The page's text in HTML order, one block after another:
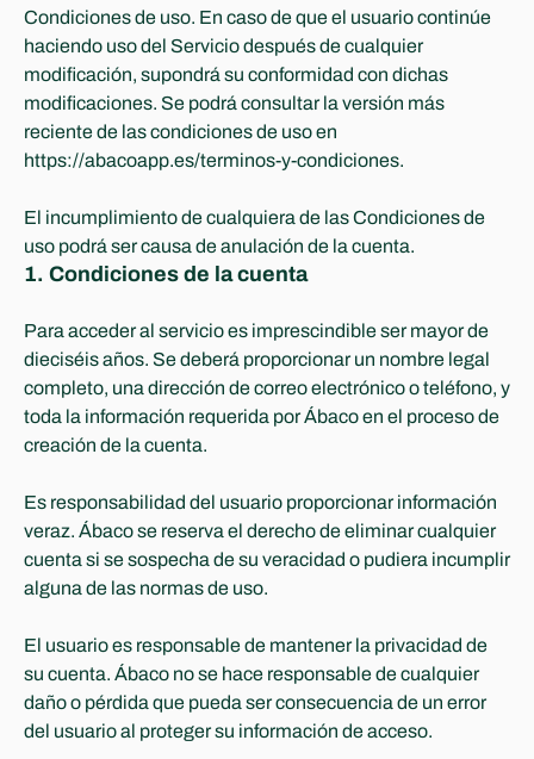
Condiciones de uso. En caso de que el usuario continúe
haciendo uso del Servicio después de cualquier
modificación, supondrá su conformidad con dichas
modificaciones. Se podrá consultar la versión más
reciente de las condiciones de uso en
https://abacoapp.es/terminos-y-condiciones.
El incumplimiento de cualquiera de las Condiciones de
uso podrá ser causa de anulación de la cuenta.
1. Condiciones de la cuenta
Para acceder al servicio es imprescindible ser mayor de
dieciséis años. Se deberá proporcionar un nombre legal
completo, una dirección de correo electrónico o teléfono, y
toda la información requerida por Ábaco en el proceso de
creación de la cuenta.
Es responsabilidad del usuario proporcionar información
veraz. Ábaco se reserva el derecho de eliminar cualquier
cuenta si se sospecha de su veracidad o pudiera incumplir
alguna de las normas de uso.
El usuario es responsable de mantener la privacidad de
su cuenta. Ábaco no se hace responsable de cualquier
daño o pérdida que pueda ser consecuencia de un error
del usuario al proteger su información de acceso.